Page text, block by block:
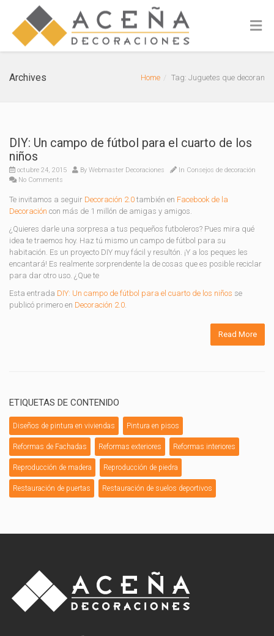
Archives Home Tag: Juguetes que decoran
DIY: Un campo de fútbol para el cuarto de los
niños
octubre 24, 2015 By Webmaster Decoraciones In Consejos de decoración
No Comments
Te invitamos a seguir Decoración 2.0 también en Facebook de la
Decoración con más de 1 millón de amigas y amigos.
¿Quieres darle una sorpresa a tus pequeños futboleros? Pues mira qué
idea te traemos hoy. Haz tú mismo un campo de fútbol para su
habitación. Es un proyecto DIY muy fácil y resultón. ¡Y a los peques les
encantará! Es realmente sorprendente la de cosas que es posible reciclar
para dar otro uso. ¿Que te
Esta entrada DIY: Un campo de fútbol para el cuarto de los niños se
publicó primero en Decoración 2.0.
Read More
ETIQUETAS DE CONTENIDO
Diseños de pintura en viviendas Pintura en pisos
Reformas de Fachadas Reformas exteriores Reformas interiores
Reproducción de madera Reproducción de piedra
Restauración de puertas Restauración de suelos deportivos